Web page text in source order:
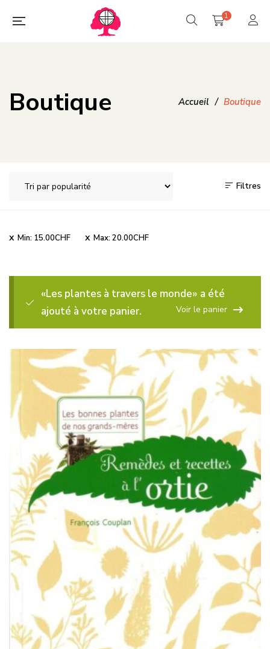
1
Boutique Accueil / Boutique
Filtres
Min: 15.00CHF Max: 20.00CHF
«Les plantes à travers le monde» a été
ajouté à votre panier.
Voir le panier